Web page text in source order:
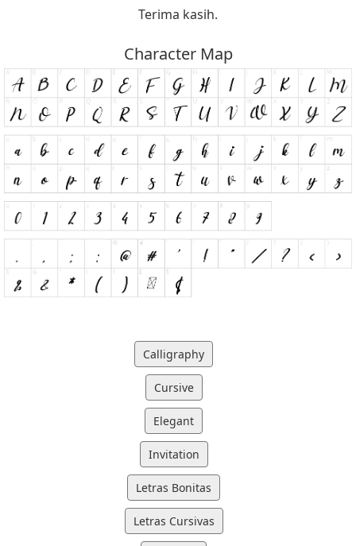
Terima kasih.
Character Map
Calligraphy
Cursive
Elegant
Invitation
Letras Bonitas
Letras Cursivas